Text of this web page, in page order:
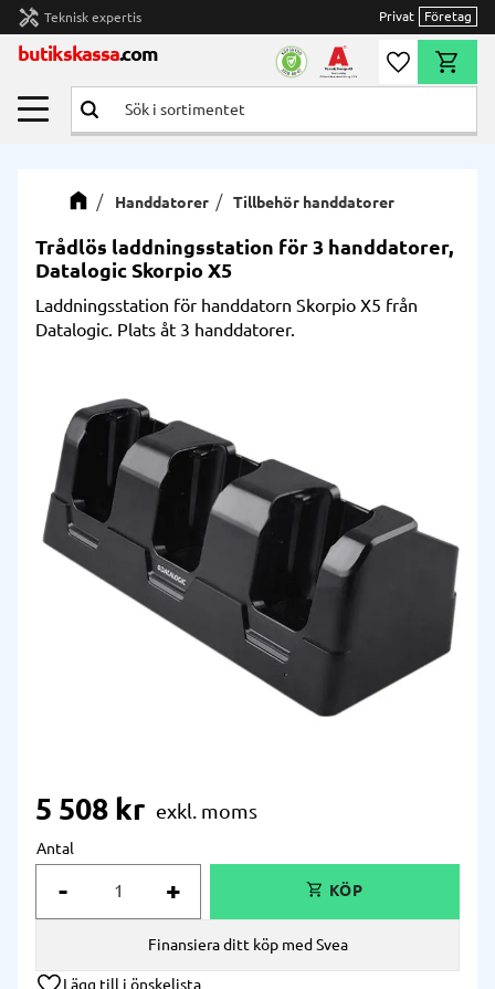
Meny
handyman Teknisk expertis Privat Företag
butikskassa.com Önskelista
Handdatorer Tillbehör handdatorer
Trådlös laddningsstation för 3 handdatorer,
Datalogic Skorpio X5
Laddningsstation för handdatorn Skorpio X5 från
Datalogic. Plats åt 3 handdatorer.
5 508 kr
Antal
+
-
Lägg till i önskelista
Finansiera ditt köp med Svea